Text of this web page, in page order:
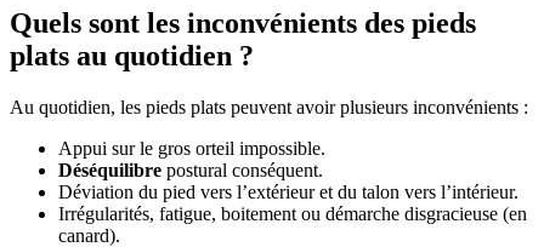
Quels sont les inconvénients des pieds
plats au quotidien ?
Au quotidien, les pieds plats peuvent avoir plusieurs inconvénients :
Appui sur le gros orteil impossible.
Déséquilibre postural conséquent.
Déviation du pied vers l’extérieur et du talon vers l’intérieur.
Irrégularités, fatigue, boitement ou démarche disgracieuse (en
canard).